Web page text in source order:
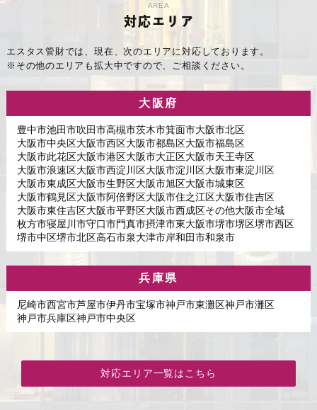
AREA
対応エリア
エスタス管財では、現在、次のエリアに対応しております。
※その他のエリアも拡大中ですので、ご相談ください。
大阪府
豊中市池田市吹田市高槻市茨木市箕面市大阪市北区
大阪市中央区大阪市西区大阪市都島区大阪市福島区
大阪市此花区大阪市港区大阪市大正区大阪市天王寺区
大阪市浪速区大阪市西淀川区大阪市淀川区大阪市東淀川区
大阪市東成区大阪市生野区大阪市旭区大阪市城東区
大阪市鶴見区大阪市阿倍野区大阪市住之江区大阪市住吉区
大阪市東住吉区大阪市平野区大阪市西成区その他大阪市全域
枚方市寝屋川市守口市門真市摂津市東大阪市堺市堺区堺市西区
堺市中区堺市北区高石市泉大津市岸和田市和泉市
兵庫県
尼崎市西宮市芦屋市伊丹市宝塚市神戸市東灘区神戸市灘区
神戸市兵庫区神戸市中央区
対応エリア一覧はこちら